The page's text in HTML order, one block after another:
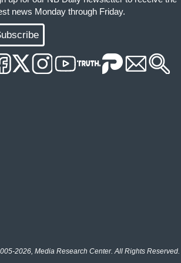
news Monday through Friday.
2026, Media Research Center. All Rights Reserved.